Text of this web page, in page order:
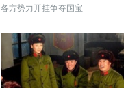
各方势力开挂争夺国宝